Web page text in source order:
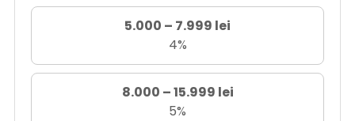
5.000 – 7.999 lei
4%
8.000 – 15.999 lei
5%